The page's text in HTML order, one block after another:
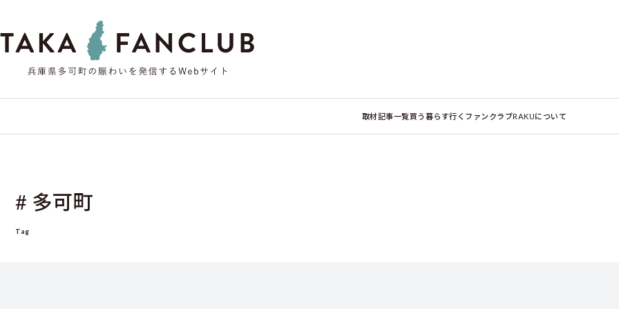
取材記事一覧買う 暮らす行く ファンクラブRAKUについて
# 多可町
Tag